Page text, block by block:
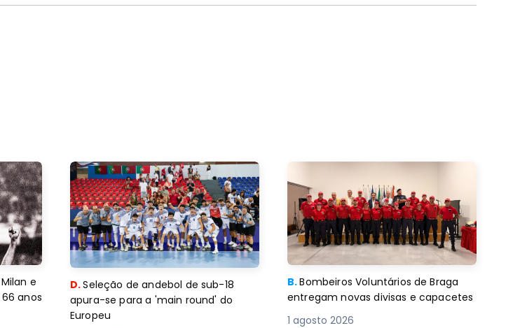
e
anos
D.Seleção de andebol de sub-18
apura-se para a 'main round' do
Europeu
B.Bombeiros Voluntários de Braga
entregam novas divisas e capacetes
1 agosto 2026